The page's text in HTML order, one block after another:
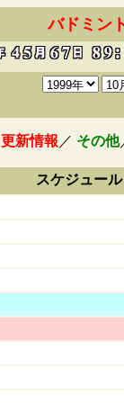
バドミン
更新情報 ／ その他
スケジュール